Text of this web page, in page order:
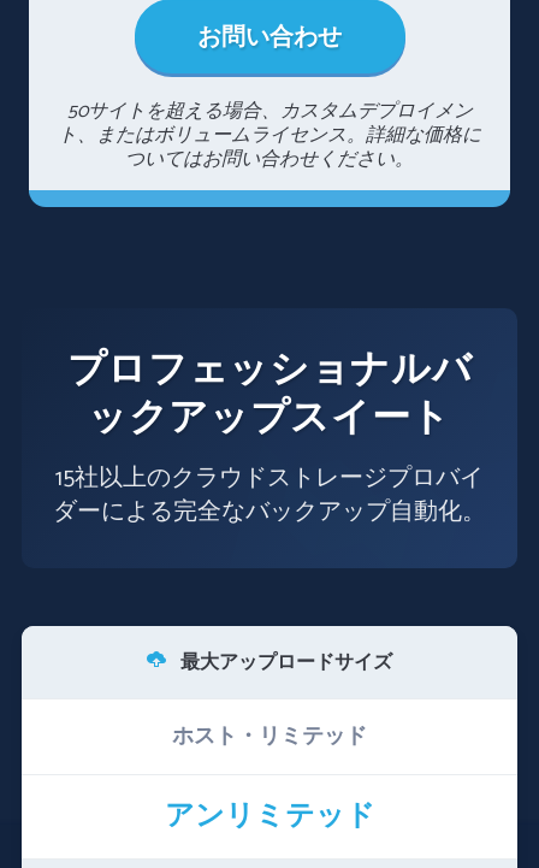
お問い合わせ
50サイトを超える場合、カスタムデプロイメン
ト、またはボリュームライセンス。詳細な価格に
ついてはお問い合わせください。
プロフェッショナルバ
ックアップスイート
15社以上のクラウドストレージプロバイ
ダーによる完全なバックアップ自動化。
最大アップロードサイズ
ホスト・リミテッド
アンリミテッド